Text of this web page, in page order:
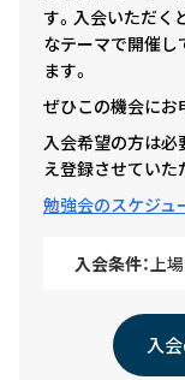
す。入会いただく
なテーマで開催し
ます。
ぜひこの機会にお
入会希望の方は必
え登録させていた
勉強会のスケジュ
入会条件： 上
入